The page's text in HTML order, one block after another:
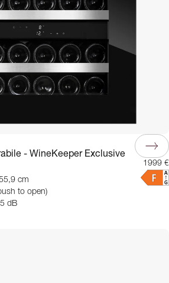
- WineKeeper Exclusive
cm
to open)
dB
1999 €